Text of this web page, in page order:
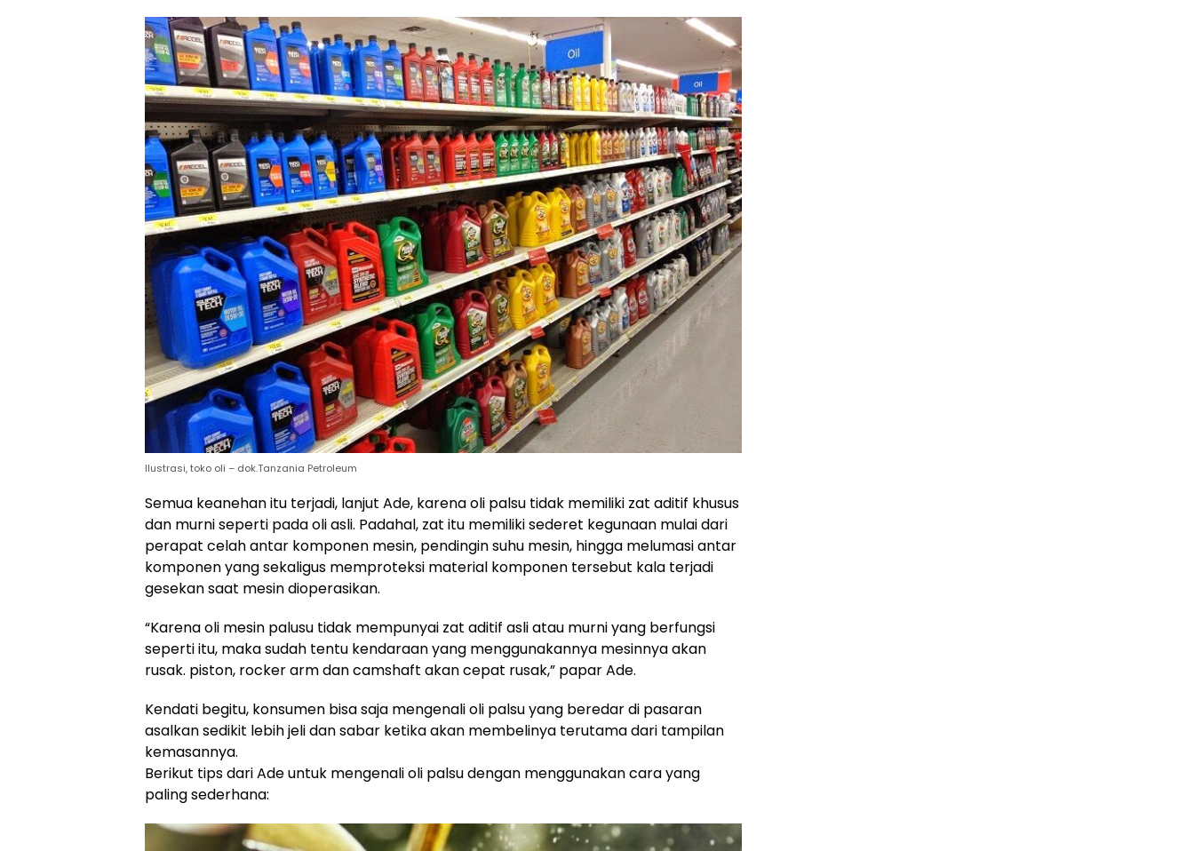
Ilustrasi, toko oli – dok.Tanzania Petroleum
Semua keanehan itu terjadi, lanjut Ade, karena oli palsu tidak memiliki zat aditif khusus
dan murni seperti pada oli asli. Padahal, zat itu memiliki sederet kegunaan mulai dari
perapat celah antar komponen mesin, pendingin suhu mesin, hingga melumasi antar
komponen yang sekaligus memproteksi material komponen tersebut kala terjadi
gesekan saat mesin dioperasikan.
“Karena oli mesin palusu tidak mempunyai zat aditif asli atau murni yang berfungsi
seperti itu, maka sudah tentu kendaraan yang menggunakannya mesinnya akan
rusak. piston, rocker arm dan camshaft akan cepat rusak,” papar Ade.
Kendati begitu, konsumen bisa saja mengenali oli palsu yang beredar di pasaran
asalkan sedikit lebih jeli dan sabar ketika akan membelinya terutama dari tampilan
kemasannya.
Berikut tips dari Ade untuk mengenali oli palsu dengan menggunakan cara yang
paling sederhana: